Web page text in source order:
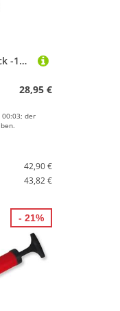
PUMA 72376 Team Ballsack -16 Ballnetz, Black-White, UA
28,95 €
der
42,90 €
43,82 €
- 21%